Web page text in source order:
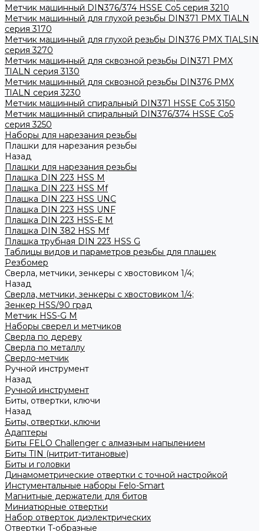
Метчик машинный DIN376/374 HSSE Co5 серия 3210
Метчик машинный для глухой резьбы DIN371 PMX TIALN
серия 3170
Метчик машинный для глухой резьбы DIN376 PMX TIALSIN
серия 3270
Метчик машинный для сквозной резьбы DIN371 PMX
TIALN серия 3130
Метчик машинный для сквозной резьбы DIN376 PMX
TIALN серия 3230
Метчик машинный спиральный DIN371 HSSE Co5 3150
Метчик машинный спиральный DIN376/374 HSSE Co5
серия 3250
Наборы для нарезания резьбы
Плашки для нарезания резьбы
Назад
Плашки для нарезания резьбы
Плашка DIN 223 HSS M
Плашка DIN 223 HSS Mf
Плашка DIN 223 HSS UNC
Плашка DIN 223 HSS UNF
Плашка DIN 223 HSS-Е M
Плашка DIN 382 HSS Mf
Плашка трубная DIN 223 HSS G
Таблицы видов и параметров резьбы для плашек
Резбомер
Сверла, метчики, зенкеры с хвостовиком 1/4;
Назад
Сверла, метчики, зенкеры с хвостовиком 1/4;
Зенкер HSS/90 град
Метчик HSS-G М
Наборы сверел и метчиков
Сверла по дереву
Сверла по металлу
Сверло-метчик
Ручной инструмент
Назад
Ручной инструмент
Биты, отвертки, ключи
Назад
Биты, отвертки, ключи
Адаптеры
Биты FELO Challenger с алмазным напылением
Биты TIN (нитрит-титановые)
Биты и головки
Динамометрические отвертки с точной настройкой
Инстументальные наборы Felo-Smart
Магнитные держатели для битов
Миниатюрные отвертки
Набор отверток диэлектрических
Отвертки T-образные